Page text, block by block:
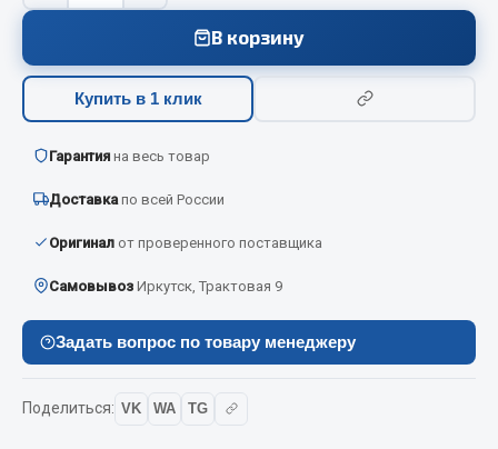
Автокаталоги
Аксессуары автомобильные
Брызговики
Вентиляторы кабины
Весь раздел
В корзину
Купить в 1 клик
Гарантия на весь товар
Доставка по всей России
Оригинал от проверенного поставщика
Самовывоз Иркутск, Трактовая 9
Задать вопрос по товару менеджеру
Поделиться: VK WA TG